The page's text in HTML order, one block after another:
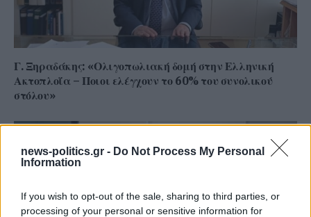
news-politics.gr - Do Not Process My Personal
Information
If you wish to opt-out of the sale, sharing to third parties, or
processing of your personal or sensitive information for
Γ. Ξηραδάκης: «Ολιγοπωλιακή δομή στην Ελληνική
Ακτοπλοΐα – Ποιοι ελέγχουν το 60% του συνολικού
στόλου»